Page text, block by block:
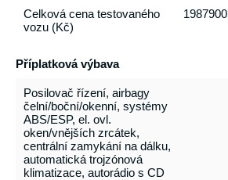
Celková cena testovaného
vozu (Kč)
1987900
Příplatková výbava
Posilovač řízení, airbagy
čelní/boční/okenní, systémy
ABS/ESP, el. ovl.
oken/vnějších zrcátek,
centrální zamykání na dálku,
automatická trojzónová
klimatizace, autorádio s CD